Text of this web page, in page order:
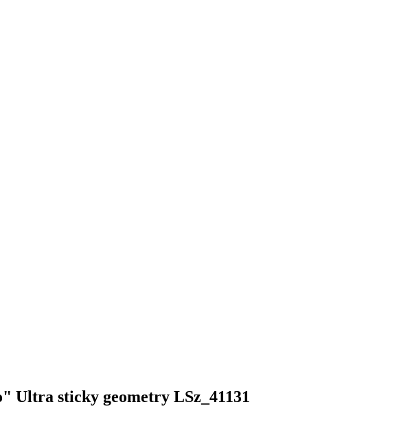
Ultra sticky geometry LSz_41131